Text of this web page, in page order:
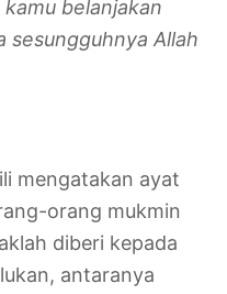
belanjakan
sesungguhnya Allah
mengatakan ayat
orang mukmin
diberi kepada
antaranya